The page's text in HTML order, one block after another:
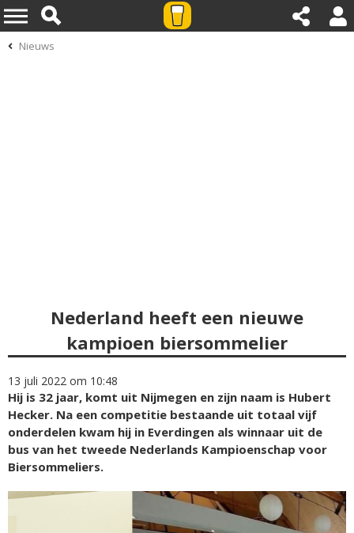
Nieuws
Nederland heeft een nieuwe
kampioen biersommelier
13 juli 2022 om 10:48
Hij is 32 jaar, komt uit Nijmegen en zijn naam is Hubert
Hecker. Na een competitie bestaande uit totaal vijf
onderdelen kwam hij in Everdingen als winnaar uit de
bus van het tweede Nederlands Kampioenschap voor
Biersommeliers.